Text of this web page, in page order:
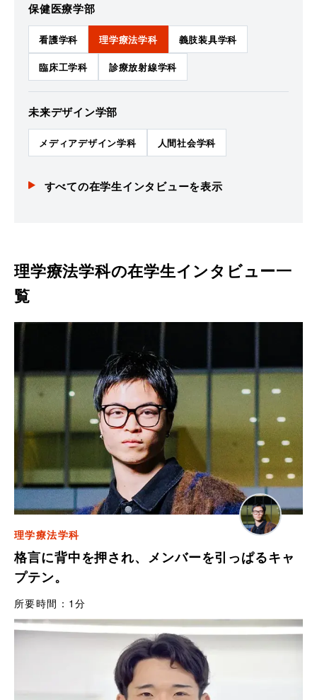
保健医療学部
看護学科 理学療法学科 義肢装具学科
臨床工学科 診療放射線学科
未来デザイン学部
メディアデザイン学科 人間社会学科
すべての在学生インタビューを表示
理学療法学科の在学生インタビュー一
覧
理学療法学科
格言に背中を押され、メンバーを引っぱるキャ
プテン。
所要時間： 1分